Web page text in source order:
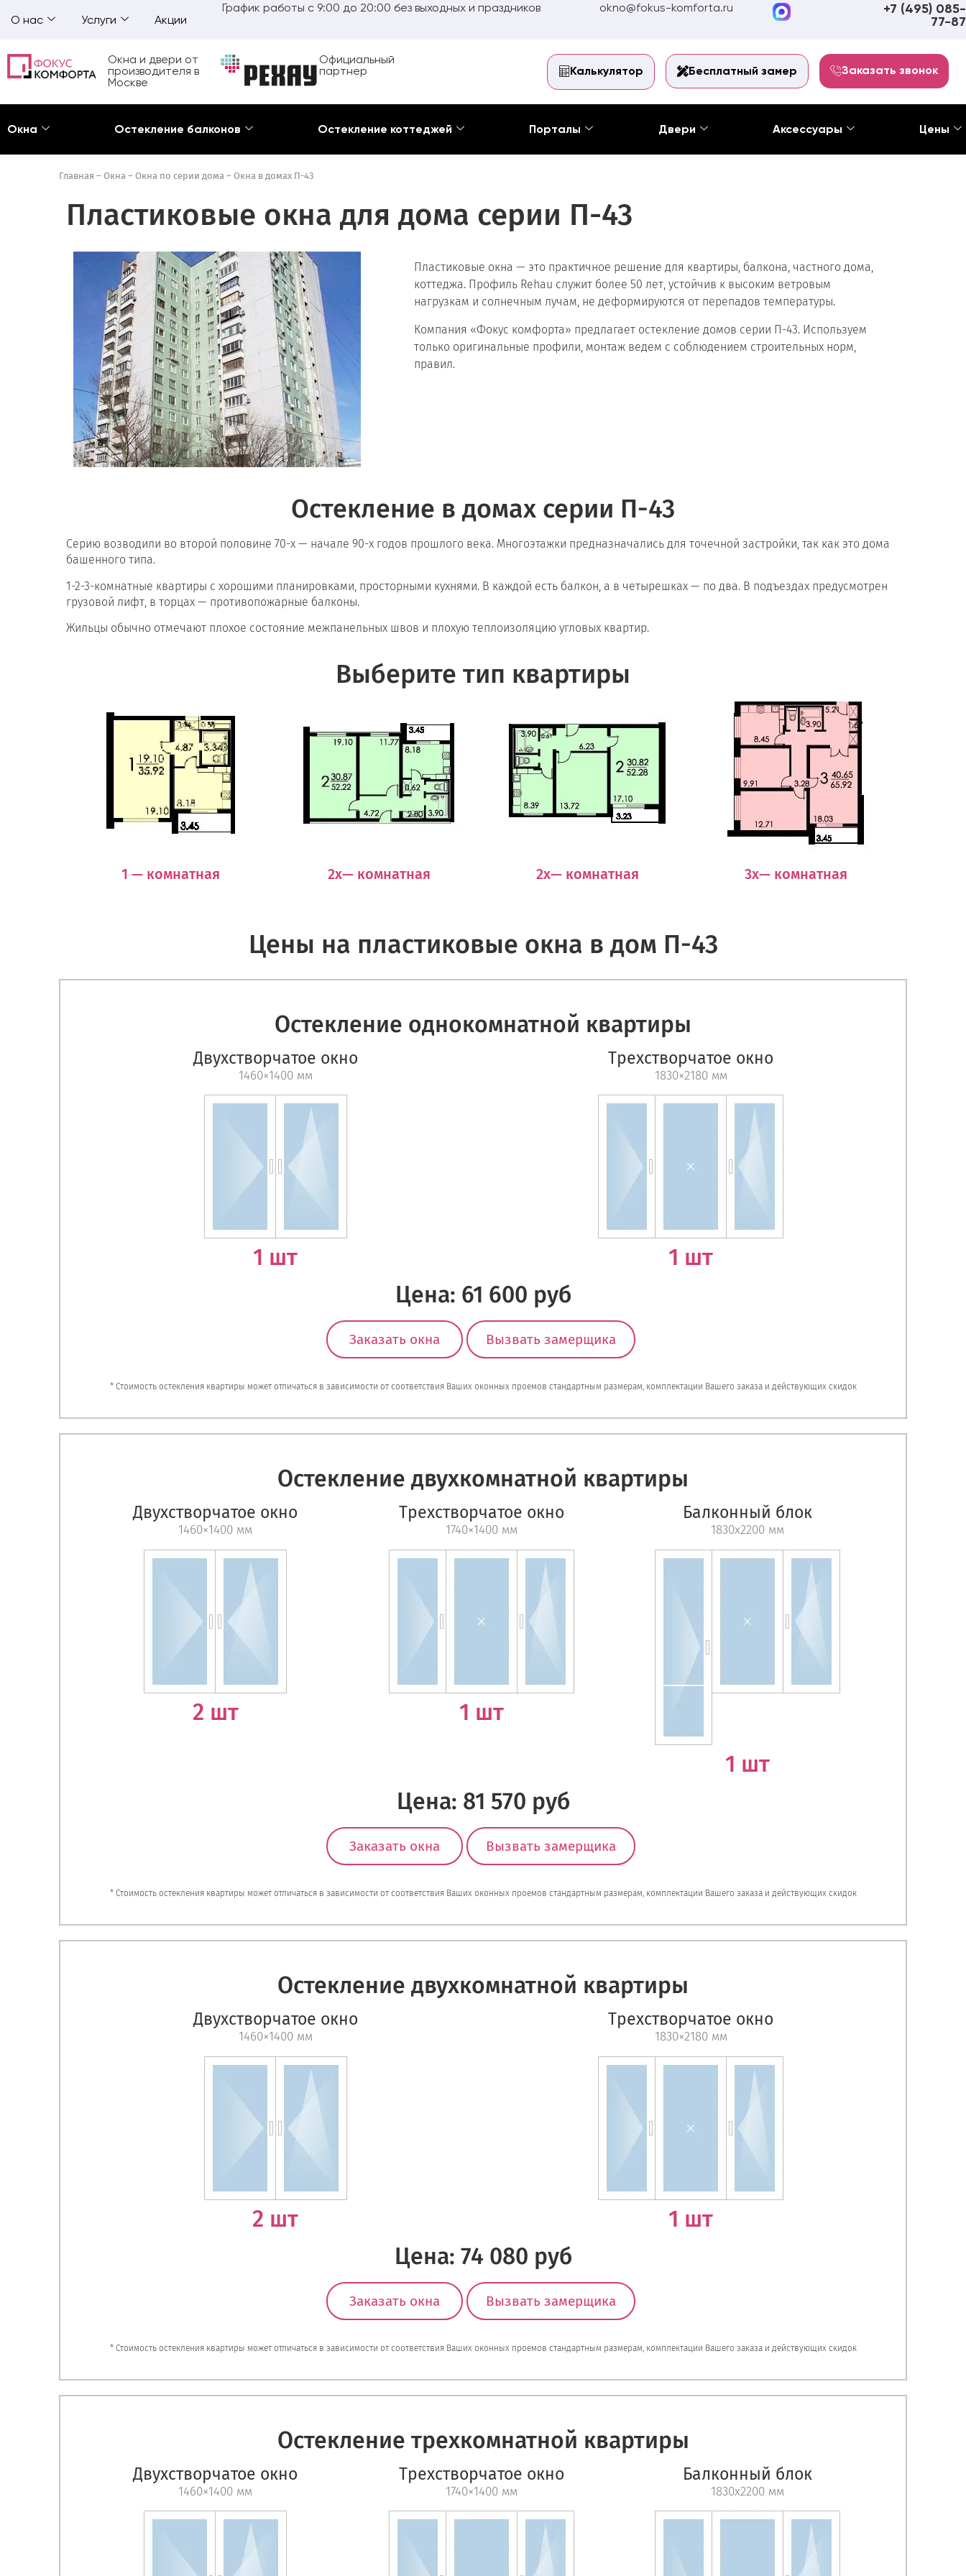
О нас Услуги Акции
График работы с 9:00 до 20:00 без выходных и праздников okno@fokus-komforta.ru
+7 (495) 085-
77-87
Окна и двери от
производителя в
Москве
Официальный
партнер
Калькулятор Бесплатный замер Заказать звонок
Окна Остекление балконов Остекление коттеджей Порталы Двери Аксессуары Цены
Главная – Окна – Окна по серии дома – Окна в домах П-43
Пластиковые окна для дома серии П-43
Пластиковые окна — это практичное решение для квартиры, балкона, частного дома,
коттеджа. Профиль Rehau служит более 50 лет, устойчив к высоким ветровым
нагрузкам и солнечным лучам, не деформируются от перепадов температуры.
Компания «Фокус комфорта» предлагает остекление домов серии П-43. Используем
только оригинальные профили, монтаж ведем с соблюдением строительных норм,
правил.
Остекление в домах серии П-43
Серию возводили во второй половине 70-х — начале 90-х годов прошлого века. Многоэтажки предназначались для точечной застройки, так как это дома
башенного типа.
1-2-3-комнатные квартиры с хорошими планировками, просторными кухнями. В каждой есть балкон, а в четырешках — по два. В подъездах предусмотрен
грузовой лифт, в торцах — противопожарные балконы.
Жильцы обычно отмечают плохое состояние межпанельных швов и плохую теплоизоляцию угловых квартир.
Выберите тип квартиры
1 — комнатная 2х— комнатная 2х— комнатная 3х— комнатная
Цены на пластиковые окна в дом П-43
Остекление однокомнатной квартиры
Двухстворчатое окно
1460×1400 мм
1 шт
Трехстворчатое окно
1830×2180 мм
1 шт
Цена: 61 600 руб
Заказать окна Вызвать замерщика
* Стоимость остекления квартиры может отличаться в зависимости от соответствия Ваших оконных проемов стандартным размерам, комплектации Вашего заказа и действующих скидок
Остекление двухкомнатной квартиры
Двухстворчатое окно
1460×1400 мм
2 шт
Трехстворчатое окно
1740×1400 мм
1 шт
Балконный блок
1830х2200 мм
1 шт
Цена: 81 570 руб
Заказать окна Вызвать замерщика
* Стоимость остекления квартиры может отличаться в зависимости от соответствия Ваших оконных проемов стандартным размерам, комплектации Вашего заказа и действующих скидок
Остекление двухкомнатной квартиры
Двухстворчатое окно
1460×1400 мм
2 шт
Трехстворчатое окно
1830×2180 мм
1 шт
Цена: 74 080 руб
Заказать окна Вызвать замерщика
* Стоимость остекления квартиры может отличаться в зависимости от соответствия Ваших оконных проемов стандартным размерам, комплектации Вашего заказа и действующих скидок
Остекление трехкомнатной квартиры
Двухстворчатое окно
1460×1400 мм
Трехстворчатое окно
1740×1400 мм
Балконный блок
1830х2200 мм